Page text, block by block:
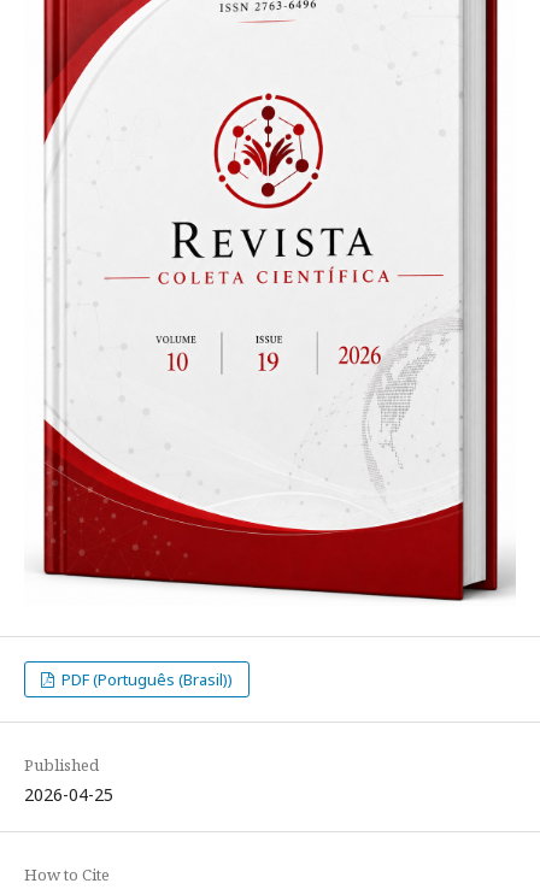
PDF (Português (Brasil))
Published
2026-04-25
How to Cite